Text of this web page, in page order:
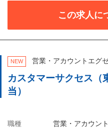
この求人に
NEW 営業・アカウントエグ
カスタマーサクセス（
当）
職種 営業・アカウン